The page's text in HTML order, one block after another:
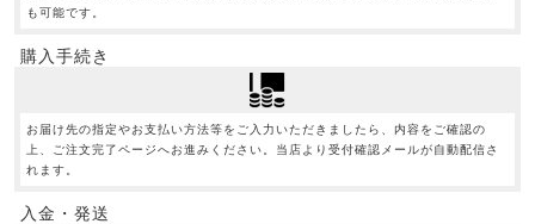
も可能です。
購入手続き
お届け先の指定やお支払い方法等をご入力いただきましたら、内容をご確認の
上、ご注文完了ページへお進みください。当店より受付確認メールが自動配信さ
れます。
入金・発送